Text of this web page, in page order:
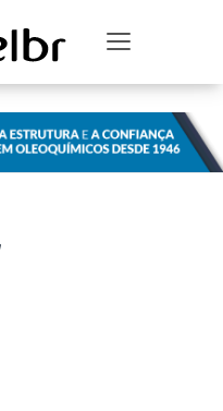
Toggle